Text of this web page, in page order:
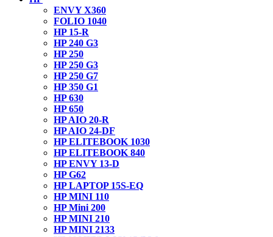
ENVY X360
FOLIO 1040
HP 15-R
HP 240 G3
HP 250
HP 250 G3
HP 250 G7
HP 350 G1
HP 630
HP 650
HP AIO 20-R
HP AIO 24-DF
HP ELITEBOOK 1030
HP ELITEBOOK 840
HP ENVY 13-D
HP G62
HP LAPTOP 15S-EQ
HP MINI 110
HP Mini 200
HP MINI 210
HP MINI 2133